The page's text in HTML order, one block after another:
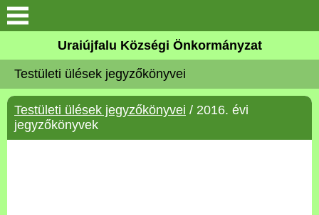
Köszöntő
Elérhetőségek
Uraiújfalu
Uraiújfalu Községi Önkormányzat
Testületi ülések jegyzőkönyvei
Testületi ülések jegyzőkönyvei / 2016. évi
jegyzőkönyvek